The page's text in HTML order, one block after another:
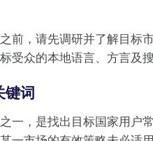
之前，请先调研并了解目标
受众的本地语言、方言及
键词
一，是找出目标国家用户